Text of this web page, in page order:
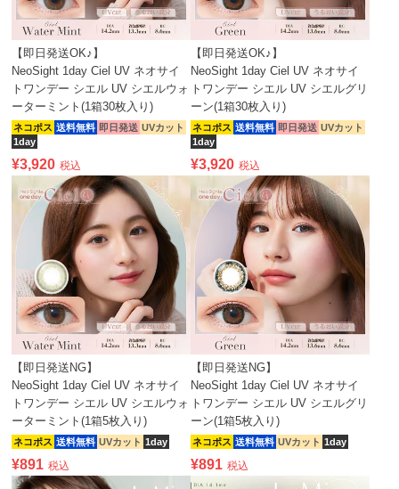
【即日発送OK♪】
NeoSight 1day Ciel UV ネオサイ
トワンデー シエル UV シエルウォ
ーターミント(1箱30枚入り)
ネコポス 送料無料 即日発送 UVカット
1day
¥3,920 税込
【即日発送OK♪】
NeoSight 1day Ciel UV ネオサイ
トワンデー シエル UV シエルグリ
ーン(1箱30枚入り)
ネコポス 送料無料 即日発送 UVカット
1day
¥3,920 税込
【即日発送NG】
NeoSight 1day Ciel UV ネオサイ
トワンデー シエル UV シエルウォ
ーターミント(1箱5枚入り)
ネコポス 送料無料 UVカット 1day
¥891 税込
【即日発送NG】
NeoSight 1day Ciel UV ネオサイ
トワンデー シエル UV シエルグリ
ーン(1箱5枚入り)
ネコポス 送料無料 UVカット 1day
¥891 税込